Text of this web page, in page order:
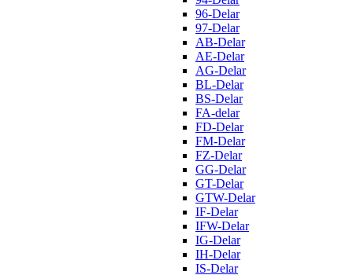
96-Delar
97-Delar
AB-Delar
AE-Delar
AG-Delar
BL-Delar
BS-Delar
FA-delar
FD-Delar
FM-Delar
FZ-Delar
GG-Delar
GT-Delar
GTW-Delar
IF-Delar
IFW-Delar
IG-Delar
IH-Delar
IS-Delar